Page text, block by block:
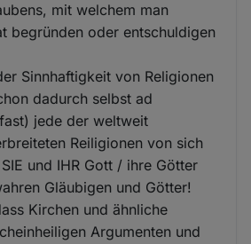
mit welchem man
begründen oder entschuldigen
Sinnhaftigkeit von Religionen
dadurch selbst ad
jede der weltweit
Reiligionen von sich
und IHR Gott / ihre Götter
Gläubigen und Götter!
Kirchen und ähnliche
Argumenten und